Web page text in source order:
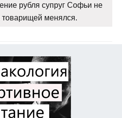
рубля супруг Софьи не
товарищей менялся.